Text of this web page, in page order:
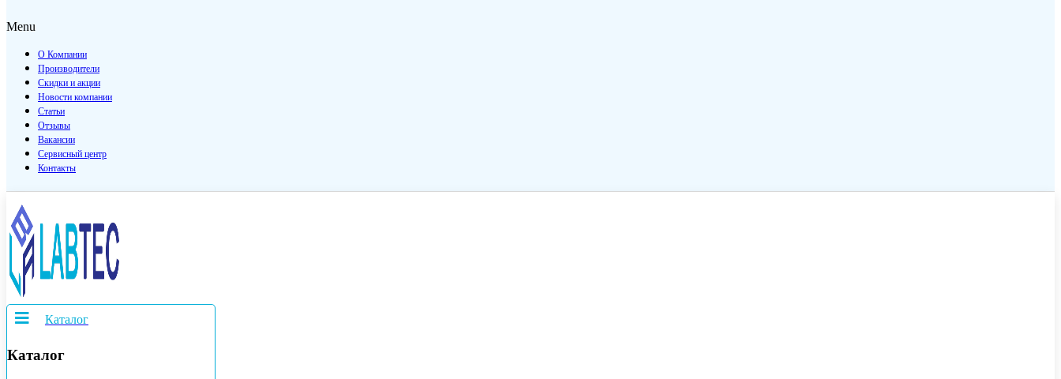
Menu
О Компании
Производители
Скидки и акции
Новости компании
Статьи
Отзывы
Вакансии
Сервисный центр
Контакты
Каталог
Каталог